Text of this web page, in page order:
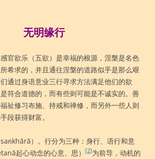
无明缘行
官欲乐（五欲）是幸福的根源，涅槃是名色
希求的，并且通往涅槃的道路似乎是那么艰
通过身语意业三行寻求方法满足他们的欲
符合道德的，而有些则可能是不诚实的。善
祉修习布施、持戒和禅修，而另外一些人则
段获得财富。
）。行分为三种：身行、语行和意
起心动念的心意、思）
[2]为前导，动机的